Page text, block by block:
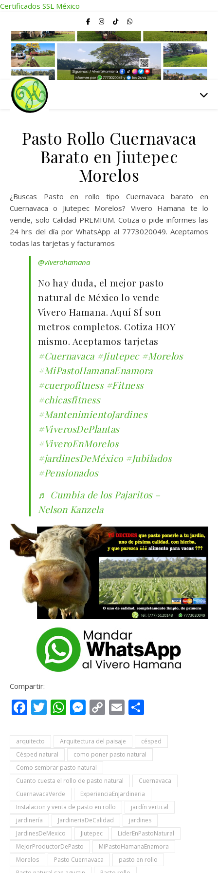
Certificados SSL México
Pasto Rollo Cuernavaca
Barato en Jiutepec
Morelos
¿Buscas Pasto en rollo tipo Cuernavaca barato en
Cuernavaca o Jiutepec Morelos? Vivero Hamana te lo
vende, solo Calidad PREMIUM. Cotiza o pide informes las
24 hrs del día por WhatsApp al 7773020049. Aceptamos
todas las tarjetas y facturamos
@viverohamana
No hay duda, el mejor pasto
natural de México lo vende
Vivero Hamana. Aquí SÍ son
metros completos. Cotiza HOY
mismo. Aceptamos tarjetas
#Cuernavaca #Jiutepec #Morelos
#MiPastoHamanaEnamora
#cuerpofitness #Fitness
#chicasfitness
#MantenimientoJardines
#ViverosDePlantas
#ViveroEnMorelos
#jardinesDeMéxico #Jubilados
#Pensionados
♬ Cumbia de los Pajaritos –
Nelson Kanzela
Compartir:
Facebook
Twitter
WhatsApp
Messenger
CopyEmail
arquitecto Arquitectura del paisaje
césped
Césped natural
como poner pasto natural
Como sembrar pasto natural
Cuanto cuesta el rollo de pasto natural
Cuernavaca
CuernavacaVerde
ExperienciaEnJardineria
Instalacion y venta de pasto en rollo
jardín vertical
jardinería
JardineriaDeCalidad
jardines
JardinesDeMexico
Jiutepec
LiderEnPastoNatural
MejorProductorDePasto
MiPastoHamanaEnamora
Morelos
Pasto Cuernavaca
pasto en rollo